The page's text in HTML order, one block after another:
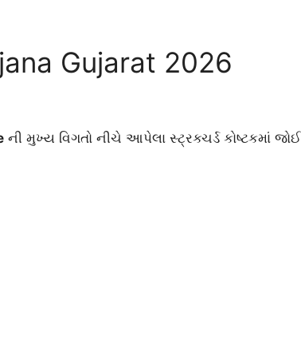
Gujarat 2026
ની મુખ્ય વિગતો નીચે આપેલા સ્ટ્રક્ચર્ડ કોષ્ટકમાં જોઈ